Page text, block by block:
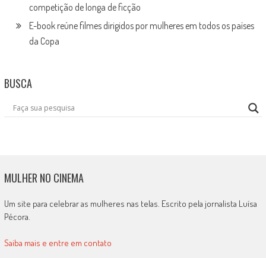
competição de longa de ficção
E-book reúne filmes dirigidos por mulheres em todos os países
da Copa
BUSCA
MULHER NO CINEMA
Um site para celebrar as mulheres nas telas. Escrito pela jornalista Luísa
Pécora.
Saiba mais e entre em contato